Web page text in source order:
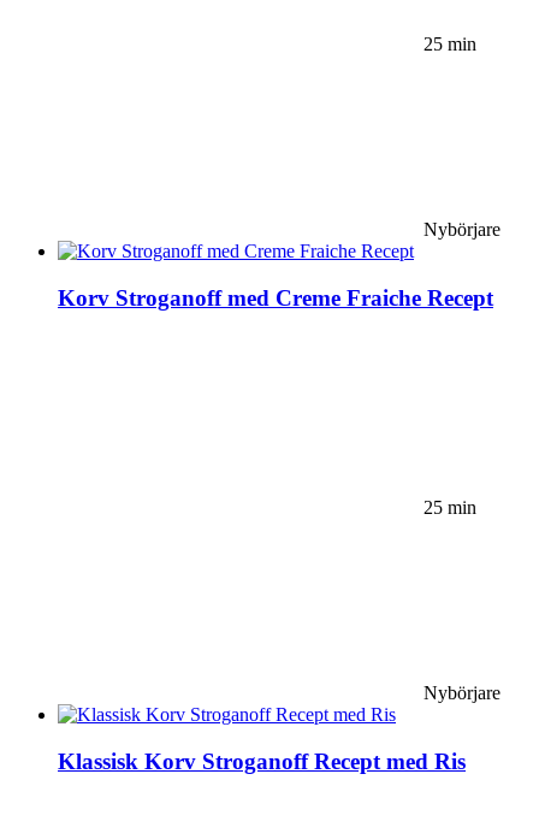
25 min
Nybörjare
Korv Stroganoff med Creme Fraiche Recept
25 min
Nybörjare
Klassisk Korv Stroganoff Recept med Ris